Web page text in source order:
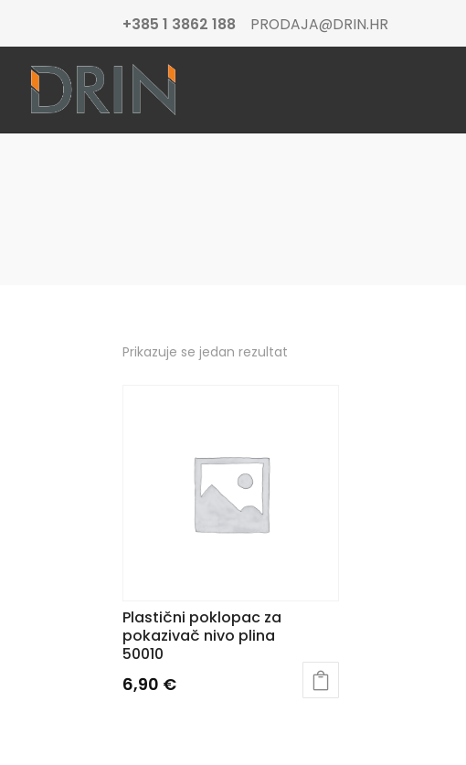
+385 1 3862 188 PRODAJA@DRIN.HR
Prikazuje se jedan rezultat
Plastični poklopac za
pokazivač nivo plina
50010
6,90 €